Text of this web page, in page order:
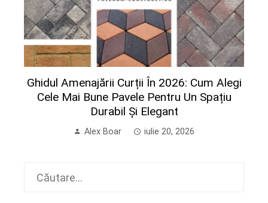
Ghidul Amenajării Curții În 2026: Cum Alegi
Cele Mai Bune Pavele Pentru Un Spațiu
Durabil Și Elegant
Alex Boar iulie 20, 2026
Caută